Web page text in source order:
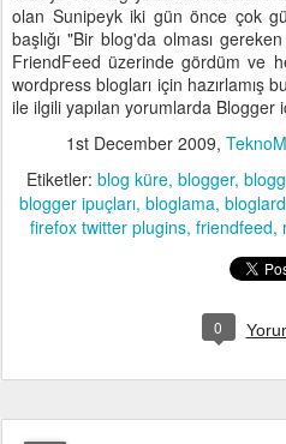
olan Sunipeyk iki gün önce çok
başlığı "Bir blog'da olması
FriendFeed üzerinde gördüm ve
wordpress blogları için hazırlamış
ile ilgili yapılan yorumlarda Blogger
1st December 2009,
Etiketler: blog küre blogger
blogger ipuçları bloglama
firefox twitter plugins friendfeed
0